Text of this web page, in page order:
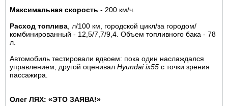
Максимальная скорость - 200 км/ч.
Расход топлива , л/100 км, городской цикл/за городом/
комбинированный - 12,5/7,7/9,4. Объем топливного бака - 78
л.
Автомобиль тестировали вдвоем: пока один наслаждался
управлением, другой оценивал Hyundai ix55 с точки зрения
пассажира.
Олег ЛЯХ: «ЭТО ЗАЯВА!»